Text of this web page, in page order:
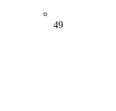
49